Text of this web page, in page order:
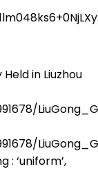
in Liuzhou
: ‘uniform’,